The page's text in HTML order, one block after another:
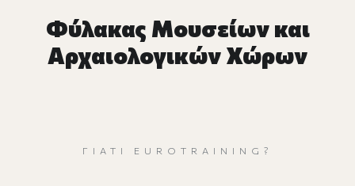
Φύλακας Μουσείων και
Αρχαιολογικών Χώρων
ΓΙΑΤΊ EUROTRAINING?